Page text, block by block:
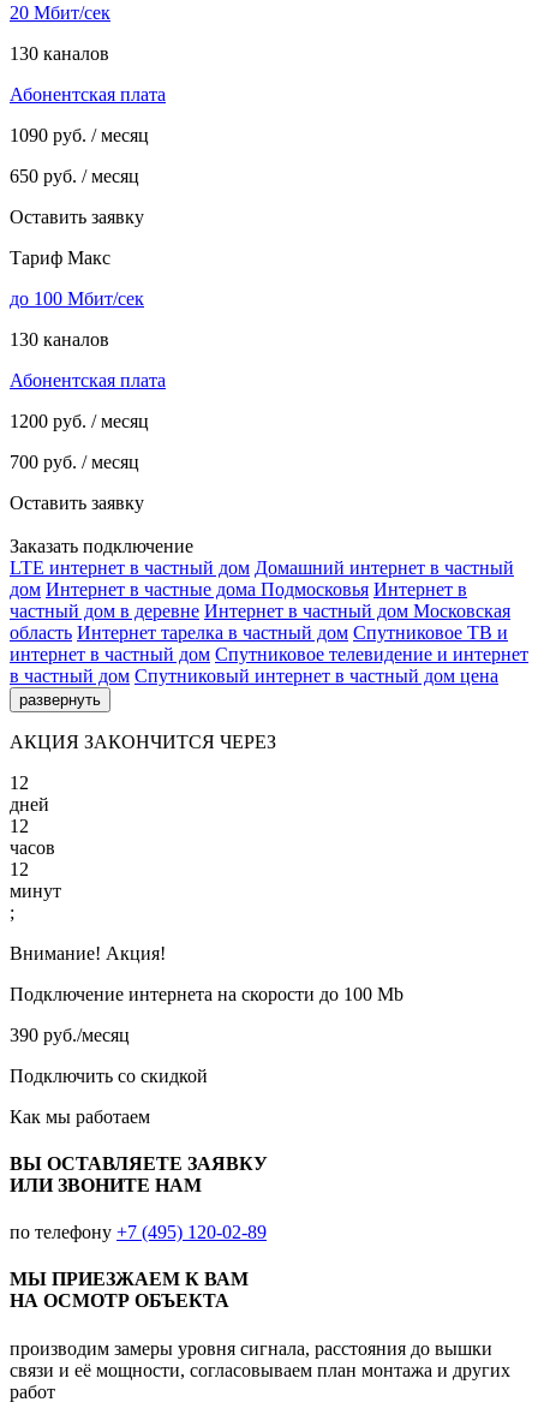
20 Мбит/сек
130 каналов
Абонентская плата
1090 руб. / месяц
650 руб. / месяц
Оставить заявку
Тариф Макс
до 100 Мбит/сек
130 каналов
Абонентская плата
1200 руб. / месяц
700 руб. / месяц
Оставить заявку
Заказать подключение
LTE интернет в частный дом Домашний интернет в частный
дом Интернет в частные дома Подмосковья Интернет в
частный дом в деревне Интернет в частный дом Московская
область Интернет тарелка в частный дом Спутниковое ТВ и
интернет в частный дом Спутниковое телевидение и интернет
в частный дом Спутниковый интернет в частный дом цена
развернуть
АКЦИЯ ЗАКОНЧИТСЯ ЧЕРЕЗ
12
дней
12
часов
12
минут
;
Внимание! Акция!
Подключение интернета на скорости до 100 Mb
390 руб./месяц
Подключить со скидкой
Как мы работаем
ВЫ ОСТАВЛЯЕТЕ ЗАЯВКУ
ИЛИ ЗВОНИТЕ НАМ
по телефону +7 (495) 120-02-89
МЫ ПРИЕЗЖАЕМ К ВАМ
НА ОСМОТР ОБЪЕКТА
производим замеры уровня сигнала, расстояния до вышки
связи и её мощности, согласовываем план монтажа и других
работ